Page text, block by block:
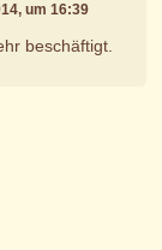
um 16:39
beschäftigt.